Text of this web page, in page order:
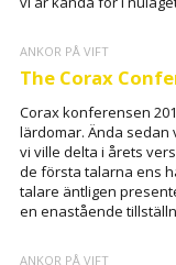
ANKOR PÅ VIFT
The Corax
Corax konferensen
lärdomar. Ända sedan
vi ville delta i årets
de första talarna ens
talare äntligen
en enastående
ANKOR PÅ VIFT